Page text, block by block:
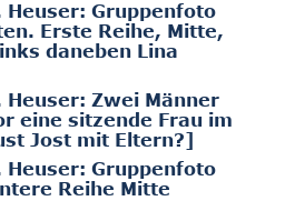
Heuser: Gruppenfoto
Erste Reihe, Mitte,
daneben Lina
Heuser: Zwei Männer
eine sitzende Frau im
Jost mit Eltern?]
Heuser: Gruppenfoto
Reihe Mitte